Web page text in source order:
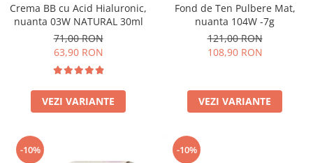
Crema BB cu Acid Hialuronic,
nuanta 03W NATURAL 30ml
71,00 RON
63,90 RON
VEZI VARIANTE
Fond de Ten Pulbere Mat,
nuanta 104W -7g
121,00 RON
108,90 RON
VEZI VARIANTE
-10% -10%